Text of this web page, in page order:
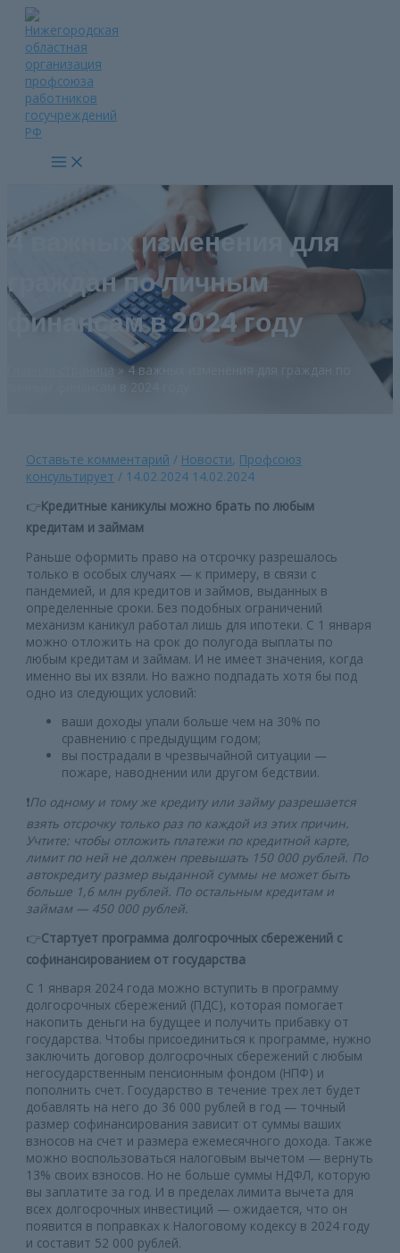
Перейти
содержимому
Main
Menu
4 важных изменения для
граждан по личным
финансам в 2024 году
Главная страница »4 важных изменения для граждан по
личным финансам в 2024 году
Оставьте комментарий / Новости, Профсоюз
консультирует / 14.02.2024 14.02.2024
👉Кредитные каникулы можно брать по любым
кредитам и займам
Раньше оформить право на отсрочку разрешалось
только в особых случаях — к примеру, в связи с
пандемией, и для кредитов и займов, выданных в
определенные сроки. Без подобных ограничений
механизм каникул работал лишь для ипотеки. С 1 января
можно отложить на срок до полугода выплаты по
любым кредитам и займам. И не имеет значения, когда
именно вы их взяли. Но важно подпадать хотя бы под
одно из следующих условий:
ваши доходы упали больше чем на 30% по
сравнению с предыдущим годом;
вы пострадали в чрезвычайной ситуации —
пожаре, наводнении или другом бедствии.
❗️По одному и тому же кредиту или займу разрешается
взять отсрочку только раз по каждой из этих причин.
Учтите: чтобы отложить платежи по кредитной карте,
лимит по ней не должен превышать 150 000 рублей. По
автокредиту размер выданной суммы не может быть
больше 1,6 млн рублей. По остальным кредитам и
займам — 450 000 рублей.
👉Стартует программа долгосрочных сбережений с
софинансированием от государства
С 1 января 2024 года можно вступить в программу
долгосрочных сбережений (ПДС), которая помогает
накопить деньги на будущее и получить прибавку от
государства. Чтобы присоединиться к программе, нужно
заключить договор долгосрочных сбережений с любым
негосударственным пенсионным фондом (НПФ) и
пополнить счет. Государство в течение трех лет будет
добавлять на него до 36 000 рублей в год — точный
размер софинансирования зависит от суммы ваших
взносов на счет и размера ежемесячного дохода. Также
можно воспользоваться налоговым вычетом — вернуть
13% своих взносов. Но не больше суммы НДФЛ, которую
вы заплатите за год. И в пределах лимита вычета для
всех долгосрочных инвестиций — ожидается, что он
появится в поправках к Налоговому кодексу в 2024 году
и составит 52 000 рублей.